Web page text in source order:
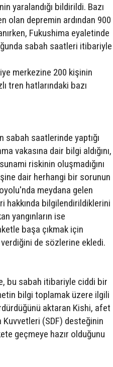
yaralandığı bildirildi. Bazı
olan depremin ardından 900
Fukushima eyaletinde
sabah saatleri itibariyle
merkezine 200 kişinin
tren hatlarındaki bazı
sabah saatlerinde yaptığı
vakasına dair bilgi aldığını,
riskinin oluşmadığını
dair herhangi bir sorunun
meydana gelen
hakkında bilgilendirildiklerini
yangınların ise
başa çıkmak için
verdiğini de sözlerine ekledi.
bu sabah itibariyle ciddi bir
bilgi toplamak üzere ilgili
aktaran Kishi, afet
Kuvvetleri (SDF) desteğinin
geçmeye hazır olduğunu